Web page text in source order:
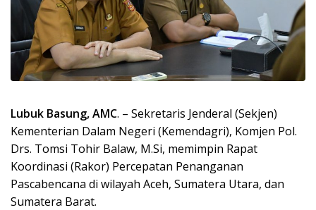
Lubuk Basung, AMC. – Sekretaris Jenderal (Sekjen)
Kementerian Dalam Negeri (Kemendagri), Komjen Pol.
Drs. Tomsi Tohir Balaw, M.Si, memimpin Rapat
Koordinasi (Rakor) Percepatan Penanganan
Pascabencana di wilayah Aceh, Sumatera Utara, dan
Sumatera Barat.